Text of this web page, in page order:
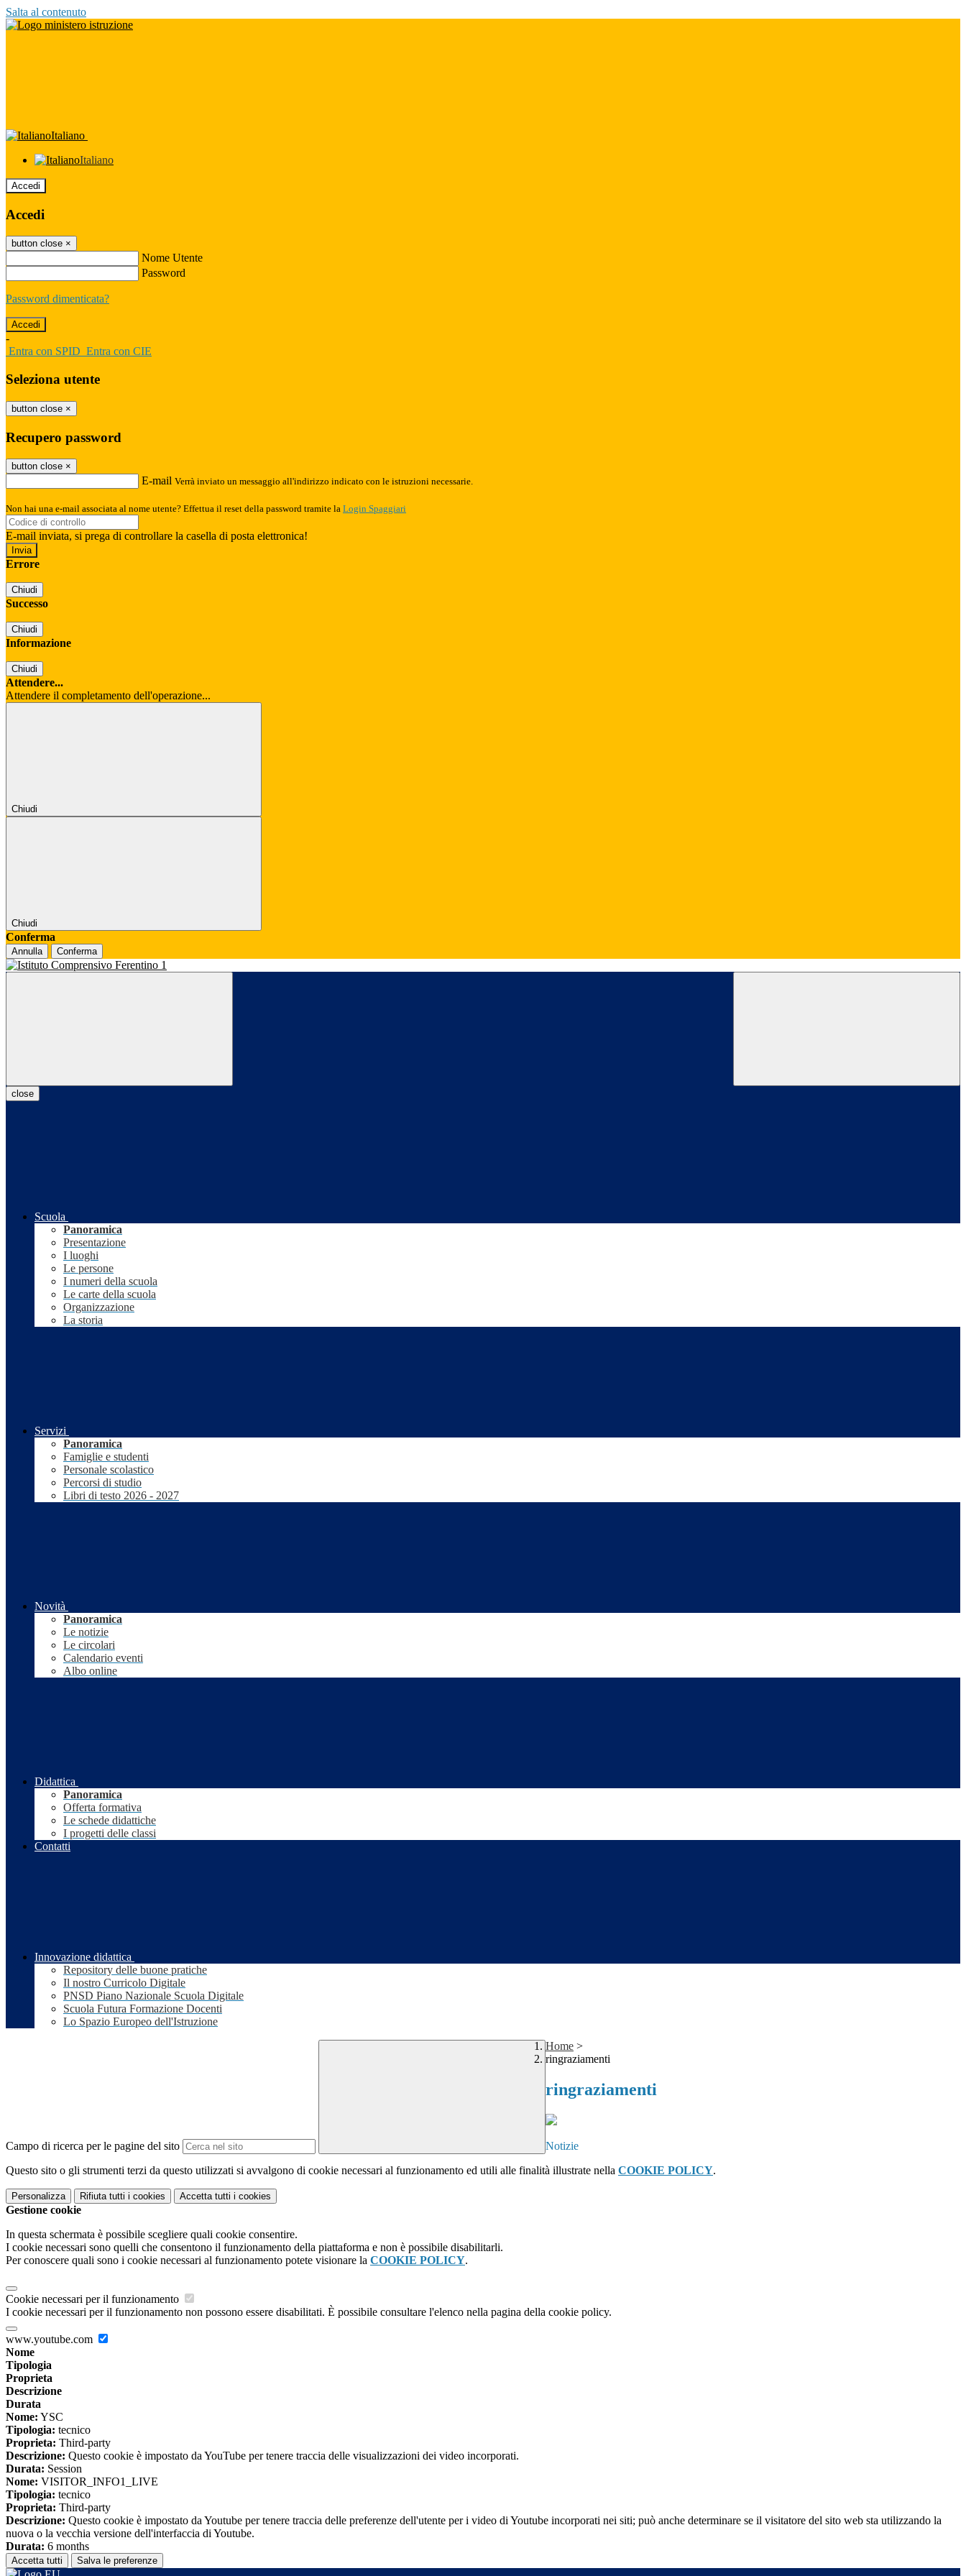
Salta al contenuto
Italiano
Italiano
Accedi
Accedi
button close ×
Nome Utente
Password
Password dimenticata?
-
Entra con SPID Entra con CIE
Seleziona utente
button close ×
Recupero password
button close ×
E-mail Verrà inviato un messaggio all'indirizzo indicato con le istruzioni necessarie.
Non hai una e-mail associata al nome utente? Effettua il reset della password tramite la Login Spaggiari
E-mail inviata, si prega di controllare la casella di posta elettronica!
Errore
Chiudi
Successo
Chiudi
Informazione
Chiudi
Attendere...
Attendere il completamento dell'operazione...
Chiudi
Chiudi
Conferma
Annulla Conferma
close
Scuola
Panoramica
Presentazione
I luoghi
Le persone
I numeri della scuola
Le carte della scuola
Organizzazione
La storia
Servizi
Panoramica
Famiglie e studenti
Personale scolastico
Percorsi di studio
Libri di testo 2026 - 2027
Novità
Panoramica
Le notizie
Le circolari
Calendario eventi
Albo online
Didattica
Panoramica
Offerta formativa
Le schede didattiche
I progetti delle classi
Contatti
Innovazione didattica
Repository delle buone pratiche
Il nostro Curricolo Digitale
PNSD Piano Nazionale Scuola Digitale
Scuola Futura Formazione Docenti
Lo Spazio Europeo dell'Istruzione
Campo di ricerca per le pagine del sito
Home >
ringraziamenti
ringraziamenti
Notizie
Questo sito o gli strumenti terzi da questo utilizzati si avvalgono di cookie necessari al funzionamento ed utili alle finalità illustrate nella COOKIE POLICY.
Personalizza Rifiuta tutti i cookies Accetta tutti i cookies
Gestione cookie
In questa schermata è possibile scegliere quali cookie consentire.
I cookie necessari sono quelli che consentono il funzionamento della piattaforma e non è possibile disabilitarli.
Per conoscere quali sono i cookie necessari al funzionamento potete visionare la COOKIE POLICY.
Cookie necessari per il funzionamento
I cookie necessari per il funzionamento non possono essere disabilitati. È possibile consultare l'elenco nella pagina della cookie policy.
www.youtube.com
Nome
Tipologia
Proprieta
Descrizione
Durata
Nome: YSC
Tipologia: tecnico
Proprieta: Third-party
Descrizione: Questo cookie è impostato da YouTube per tenere traccia delle visualizzazioni dei video incorporati.
Durata: Session
Nome: VISITOR_INFO1_LIVE
Tipologia: tecnico
Proprieta: Third-party
Descrizione: Questo cookie è impostato da Youtube per tenere traccia delle preferenze dell'utente per i video di Youtube incorporati nei siti; può anche determinare se il visitatore del sito web sta utilizzando la
nuova o la vecchia versione dell'interfaccia di Youtube.
Durata: 6 months
Accetta tutti Salva le preferenze